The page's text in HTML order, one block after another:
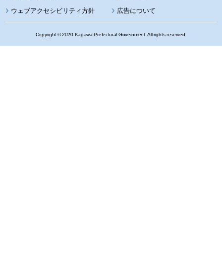
ウェブアクセシビリティ方針 広告について
Copyright © 2020 Kagawa Prefectural Government. All rights reserved.